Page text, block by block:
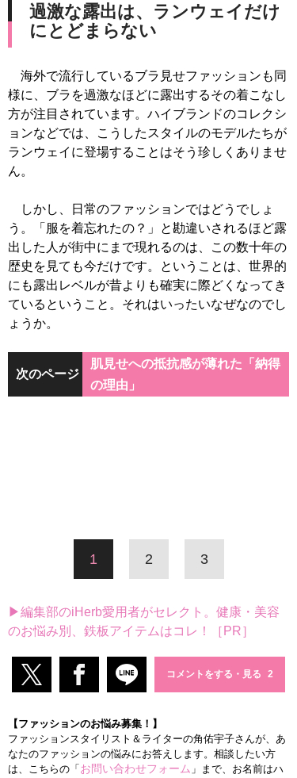
過激な露出は、ランウェイだけ
にとどまらない
海外で流行しているブラ見せファッションも同
様に、ブラを過激なほどに露出するその着こなし
方が注目されています。ハイブランドのコレクシ
ョンなどでは、こうしたスタイルのモデルたちが
ランウェイに登場することはそう珍しくありませ
ん。
しかし、日常のファッションではどうでしょ
う。「服を着忘れたの？」と勘違いされるほど露
出した人が街中にまで現れるのは、この数十年の
歴史を見ても今だけです。ということは、世界的
にも露出レベルが昔よりも確実に際どくなってき
ているということ。それはいったいなぜなのでし
ょうか。
次のページ
肌見せへの抵抗感が薄れた「納得
の理由」
1 2 3
▶編集部のiHerb愛用者がセレクト。健康・美容
のお悩み別、鉄板アイテムはコレ！［PR］
コメントをする・見る
【ファッションのお悩み募集！】
ファッションスタイリスト＆ライターの角佑宇子さんが、あ
なたのファッションの悩みにお答えします。相談したい方
は、こちらの「 お問い合わせフォーム 」まで、お名前はハ